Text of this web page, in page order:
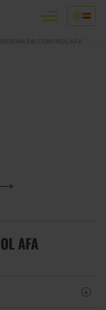
SISTEMA DE CONTROL AFA
AFA